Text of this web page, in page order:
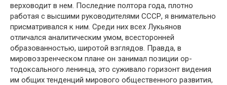
верховодит в нем. Последние полтора года, плотно
работая с высшими руководителями СССР, я внимательно
присматривался к ним. Среди них всех Лукьянов
отличался аналитическим умом, всесторонней
образованностью, широтой взглядов. Правда, в
мировоззренческом плане он занимал позиции ор­
тодоксального ленинца, это суживало горизонт видения
им общих тенденций мирового общественного развития,